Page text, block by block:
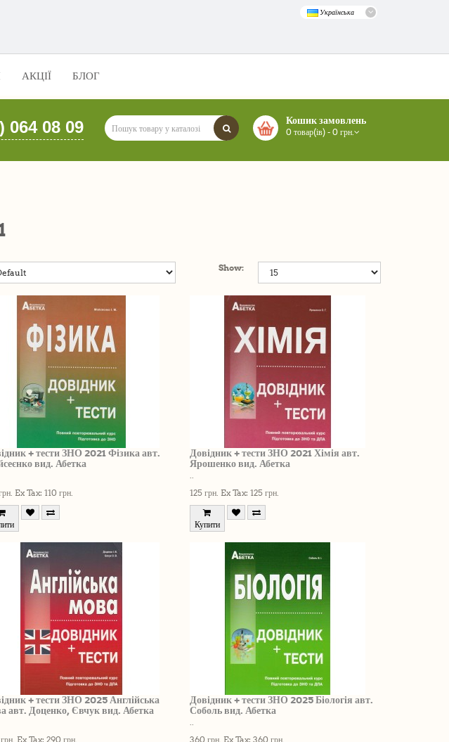
Українська
АКЦІЇ БЛОГ
Кошик замовлень
0 товар(ів) - 0 грн.
064 08 09
Show:
+ тести ЗНО 2021 Фізика авт.
вид. Абетка
Ex Tax: 110 грн.
Довідник + тести ЗНО 2021 Хімія авт.
Ярошенко вид. Абетка
125 грн. Ex Tax: 125 грн.
Купити
+ тести ЗНО 2025 Англійська
авт. Доценко, Євчук вид. Абетка
Ex Tax: 290 грн.
Довідник + тести ЗНО 2025 Біологія авт.
Соболь вид. Абетка
360 грн. Ex Tax: 360 грн.